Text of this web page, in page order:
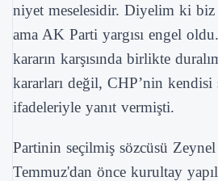
niyet meselesidir. Diyelim ki biz
ama AK Parti yargısı engel
kararın karşısında birlikte
kararları değil, CHP’nin
ifadeleriyle yanıt vermişti.
Partinin seçilmiş sözcüsü
Temmuz'dan önce kurultay